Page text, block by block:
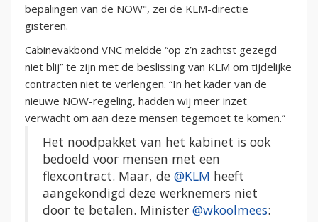
bepalingen van de NOW", zei de KLM-directie
gisteren.
Cabinevakbond VNC meldde “op z’n zachtst gezegd
niet blij” te zijn met de beslissing van KLM om tijdelijke
contracten niet te verlengen. “In het kader van de
nieuwe NOW-regeling, hadden wij meer inzet
verwacht om aan deze mensen tegemoet te komen.”
Het noodpakket van het kabinet is ook
bedoeld voor mensen met een
flexcontract. Maar, de @KLM heeft
aangekondigd deze werknemers niet
door te betalen. Minister @wkoolmees: